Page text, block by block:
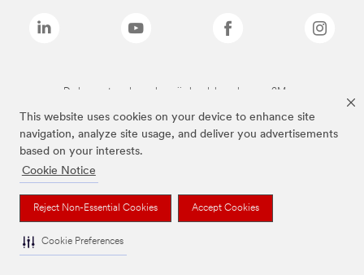
This website uses cookies on your device to enhance site
navigation, analyze site usage, and deliver you advertisements
based on your interests.
Cookie Notice
Reject Non-Essential Cookies Accept Cookies
Cookie Preferences
De bovenstaande merken zijn handelsmerken van 3M.we